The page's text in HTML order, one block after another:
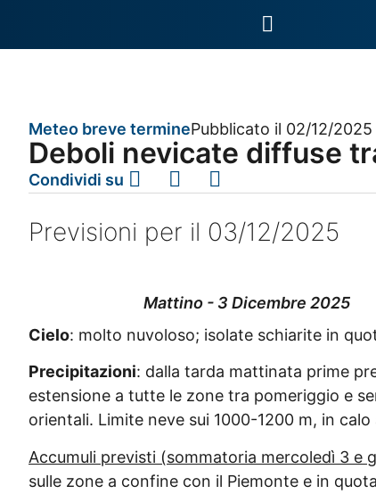
Meteo breve terminePubblicato il 02/12/2025
Deboli nevicate diffuse
Condividi su
Previsioni per il 03/12/2025
Mattino - 3 Dicembre 2025
Cielo: molto nuvoloso; isolate schiarite in
Precipitazioni: dalla tarda mattinata prime
estensione a tutte le zone tra pomeriggio e
orientali. Limite neve sui 1000-1200 m, in
Accumuli previsti (sommatoria mercoledì 3 e
sulle zone a confine con il Piemonte e in